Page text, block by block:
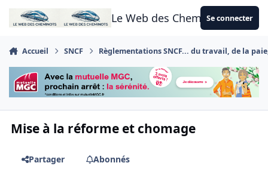
Aller au contenu
Le Web des CheminotsSe connecter
Accueil SNCF Règlementations SNCF... du travail, de la
Mise à la réforme et chomage
Partager
Abonnés